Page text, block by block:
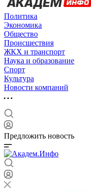
Политика
Экономика
Общество
Происшествия
ЖКХ и транспорт
Наука и образование
Спорт
Культура
Новости компаний
Предложить новость